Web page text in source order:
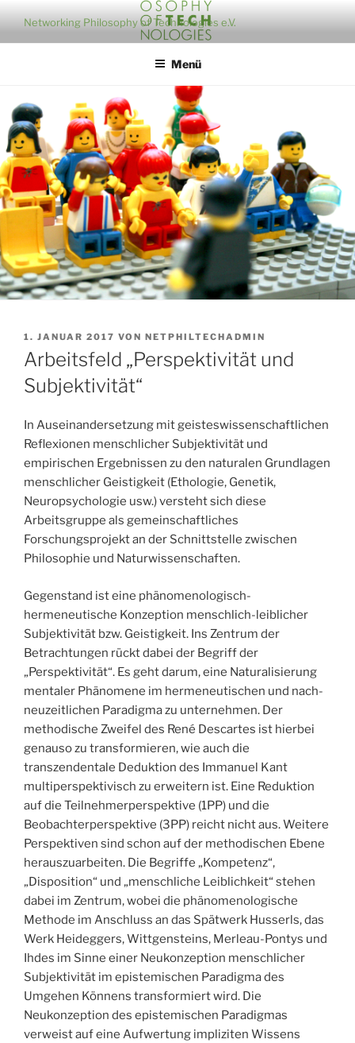
Inhalt
springen
Networking Philosophy of Technologies e.V.
Menü
VERÖFFENTLICHT
AM
1. JANUAR 2017 VON NETPHILTECHADMIN
Arbeitsfeld „Perspektivität und
Subjektivität“
In Auseinandersetzung mit geisteswissenschaftlichen
Reflexionen menschlicher Subjektivität und
empirischen Ergebnissen zu den naturalen Grundlagen
menschlicher Geistigkeit (Ethologie, Genetik,
Neuropsychologie usw.) versteht sich diese
Arbeitsgruppe als gemeinschaftliches
Forschungsprojekt an der Schnittstelle zwischen
Philosophie und Naturwissenschaften.
Gegenstand ist eine phänomenologisch-
hermeneutische Konzeption menschlich-leiblicher
Subjektivität bzw. Geistigkeit. Ins Zentrum der
Betrachtungen rückt dabei der Begriff der
„Perspektivität“. Es geht darum, eine Naturalisierung
mentaler Phänomene im hermeneutischen und nach-
neuzeitlichen Paradigma zu unternehmen. Der
methodische Zweifel des René Descartes ist hierbei
genauso zu transformieren, wie auch die
transzendentale Deduktion des Immanuel Kant
multiperspektivisch zu erweitern ist. Eine Reduktion
auf die Teilnehmerperspektive (1PP) und die
Beobachterperspektive (3PP) reicht nicht aus. Weitere
Perspektiven sind schon auf der methodischen Ebene
herauszuarbeiten. Die Begriffe „Kompetenz“,
„Disposition“ und „menschliche Leiblichkeit“ stehen
dabei im Zentrum, wobei die phänomenologische
Methode im Anschluss an das Spätwerk Husserls, das
Werk Heideggers, Wittgensteins, Merleau-Pontys und
Ihdes im Sinne einer Neukonzeption menschlicher
Subjektivität im epistemischen Paradigma des
Umgehen Könnens transformiert wird. Die
Neukonzeption des epistemischen Paradigmas
verweist auf eine Aufwertung impliziten Wissens